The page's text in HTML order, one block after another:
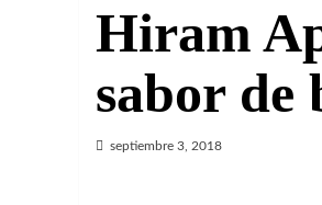
Hiram
sabor de
septiembre 3, 2018